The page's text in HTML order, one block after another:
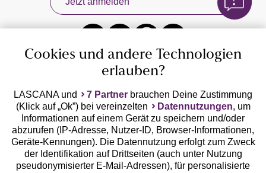
zu viel Haut zu zeigen.
Bikini-Hotpants sind die ideale Wahl für alle, die
diese Modelle immer echte Eyecatcher – und das,
ohne zu viel Haut zu zeigen.
Bikinihosen in schlichten Designs passen einfach
immer und sind sowohl charmant als auch bequem.
Wenn Du Hüften und Po hervorheben möchten,
wähle knappere Höschen mit auffälligen Designs wie
Prints oder Mustern.
Elegante Designs: Stilvolle Akzente setzt du mit
Auszeichnungen
Cookies und andere Technologien
erlauben?
LASCANA und 7 Partner brauchen Deine Zustimmung
(Klick auf „Ok”) bei vereinzelten
Datennutzungen, um
Informationen auf einem Gerät zu speichern und/oder
abzurufen (IP-Adresse, Nutzer-ID, Browser-Informationen,
Geräte-Kennungen). Die Datennutzung erfolgt zum Zweck
der Identifikation auf Drittseiten (auch unter Nutzung
pseudonymisierter E-Mail-Adressen), für personalisierte